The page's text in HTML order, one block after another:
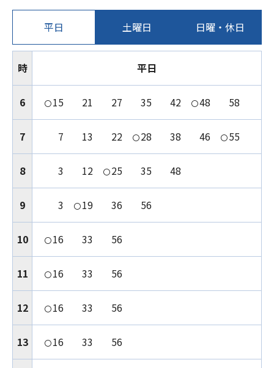
平日 土曜日 日曜・休日
時 平日
6 〇15 21 27 35 42 〇48 58
7 7 13 22 〇28 38 46 〇55
8 3 12 〇25 35 48
9 3 〇19 36 56
10 〇16 33 56
11 〇16 33 56
12 〇16 33 56
13 〇16 33 56